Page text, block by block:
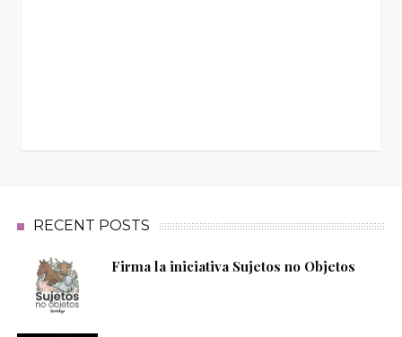
RECENT POSTS
Firma la iniciativa Sujetos no Objetos